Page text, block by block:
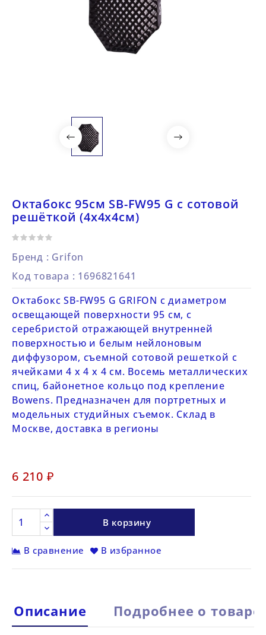
Октабокс 95см SB-FW95 G с сотовой
решёткой (4х4х4см)
Бренд : Grifon
Код товара : 1696821641
Октабокс SB-FW95 G GRIFON с диаметром
освещающей поверхности 95 см, с
серебристой отражающей внутренней
поверхностью и белым нейлоновым
диффузором, съемной сотовой решеткой с
ячейками 4 х 4 х 4 см. Восемь металлических
спиц, байонетное кольцо под крепление
Bowens. Предназначен для портретных и
модельных студийных съемок. Склад в
Москве, доставка в регионы
6 210 ₽
В корзину
В сравнение В избранное
Описание Подробнее о товаре